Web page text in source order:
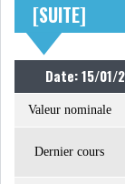
[SUITE]
Date: 15/01/
Valeur nominale
Dernier cours